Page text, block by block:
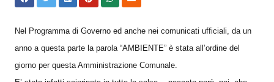
Nel Programma di Governo ed anche nei comunicati ufficiali, da un
anno a questa parte la parola “AMBIENTE” è stata all’ordine del
giorno per questa Amministrazione Comunale.